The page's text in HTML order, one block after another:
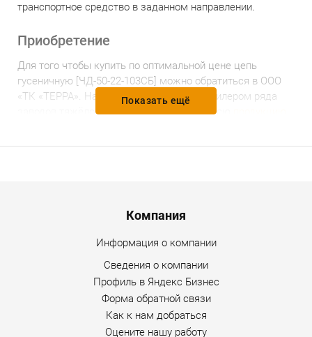
транспортное средство в заданном направлении.
Приобретение
Для того чтобы купить по оптимальной цене цепь
гусеничную [ЧД-50-22-103СБ] можно обратиться в ООО
«ТК «ТЕРРА». Наша компания является дилером ряда
заводов тяжёлого машиностроения.На всю
Показать ещё
Компания
Информация о компании
Сведения о компании
Профиль в Яндекс Бизнес
Форма обратной связи
Как к нам добраться
Оцените нашу работу